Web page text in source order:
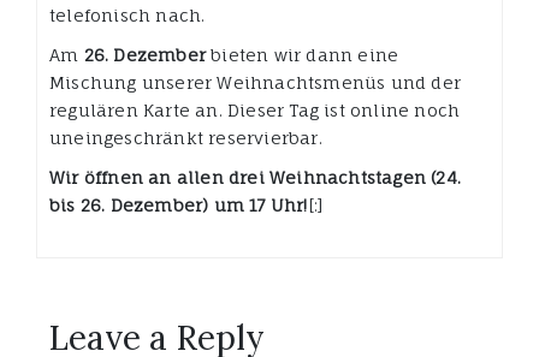
telefonisch nach.
Am 26. Dezemberbieten wir dann eine
Mischung unserer Weihnachtsmenüs und der
regulären Karte an. Dieser Tag ist online noch
uneingeschränkt reservierbar.
Wir öffnen an allen drei Weihnachtstagen (24.
bis 26. Dezember) um 17 Uhr![:]
Leave a Reply